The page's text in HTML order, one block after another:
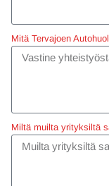
Mitä Tervajoen
Miltä muilta yrityksiltä